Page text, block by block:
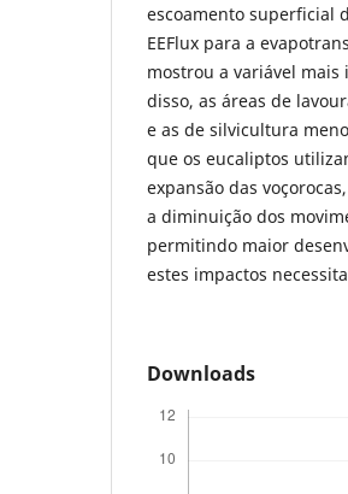
escoamento superficial
EEFlux para a
mostrou a variável
disso, as áreas de
e as de silvicultura
que os eucaliptos
expansão das
a diminuição dos
permitindo maior
estes impactos
Downloads